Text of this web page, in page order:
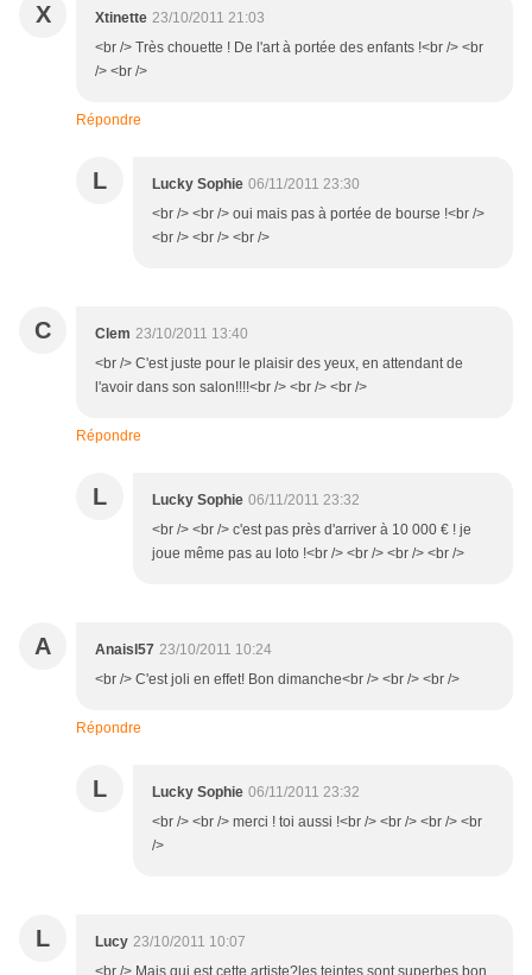
X Xtinette 23/10/2011 21:03
<br /> Très chouette ! De l'art à portée des enfants !<br /> <br
/> <br />
Répondre
L Lucky Sophie 06/11/2011 23:30
<br /> <br /> oui mais pas à portée de bourse !<br />
<br /> <br /> <br />
C Clem 23/10/2011 13:40
<br /> C'est juste pour le plaisir des yeux, en attendant de
l'avoir dans son salon!!!!<br /> <br /> <br />
Répondre
L Lucky Sophie 06/11/2011 23:32
<br /> <br /> c'est pas près d'arriver à 10 000 € ! je
joue même pas au loto !<br /> <br /> <br /> <br />
A Anaisl57 23/10/2011 10:24
<br /> C'est joli en effet! Bon dimanche<br /> <br /> <br />
Répondre
L Lucky Sophie 06/11/2011 23:32
<br /> <br /> merci ! toi aussi !<br /> <br /> <br /> <br
/>
L Lucy 23/10/2011 10:07
<br /> Mais qui est cette artiste?les teintes sont superbes,bon